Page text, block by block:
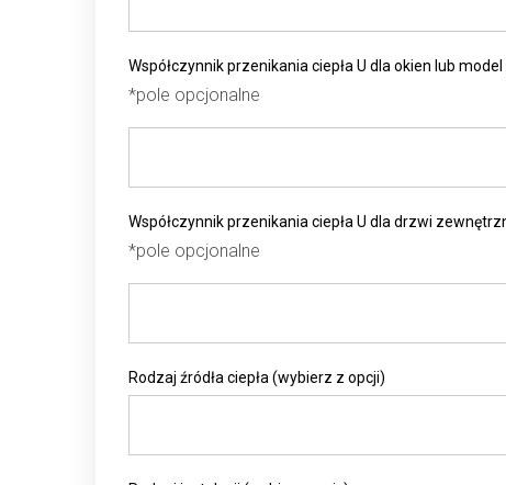
Współczynnik przenikania ciepła U dla okien lub
*pole opcjonalne
Współczynnik przenikania ciepła U dla drzwi
*pole opcjonalne
Rodzaj źródła ciepła (wybierz z opcji)